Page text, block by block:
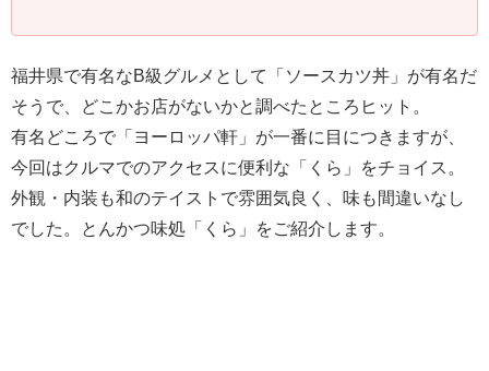
福井県で有名なB級グルメとして「ソースカツ丼」が有名だ
そうで、どこかお店がないかと調べたところヒット。
有名どころで「ヨーロッパ軒」が一番に目につきますが、
今回はクルマでのアクセスに便利な「くら」をチョイス。
外観・内装も和のテイストで雰囲気良く、味も間違いなし
でした。とんかつ味処「くら」をご紹介します。